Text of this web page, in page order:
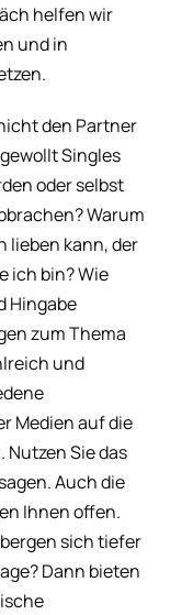
helfen wir
und in
den Partner
Singles
oder selbst
Warum
lieben kann, der
ich bin? Wie
Hingabe
zum Thema
und
Medien auf die
Nutzen Sie das
Auch die
Ihnen offen.
sich tiefer
Dann bieten